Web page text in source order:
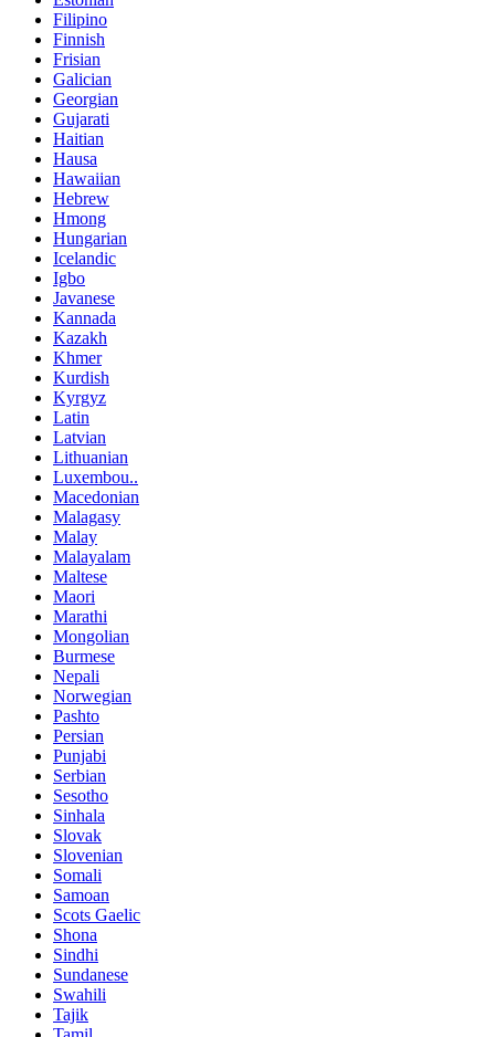
Filipino
Finnish
Frisian
Galician
Georgian
Gujarati
Haitian
Hausa
Hawaiian
Hebrew
Hmong
Hungarian
Icelandic
Igbo
Javanese
Kannada
Kazakh
Khmer
Kurdish
Kyrgyz
Latin
Latvian
Lithuanian
Luxembou..
Macedonian
Malagasy
Malay
Malayalam
Maltese
Maori
Marathi
Mongolian
Burmese
Nepali
Norwegian
Pashto
Persian
Punjabi
Serbian
Sesotho
Sinhala
Slovak
Slovenian
Somali
Samoan
Scots Gaelic
Shona
Sindhi
Sundanese
Swahili
Tajik